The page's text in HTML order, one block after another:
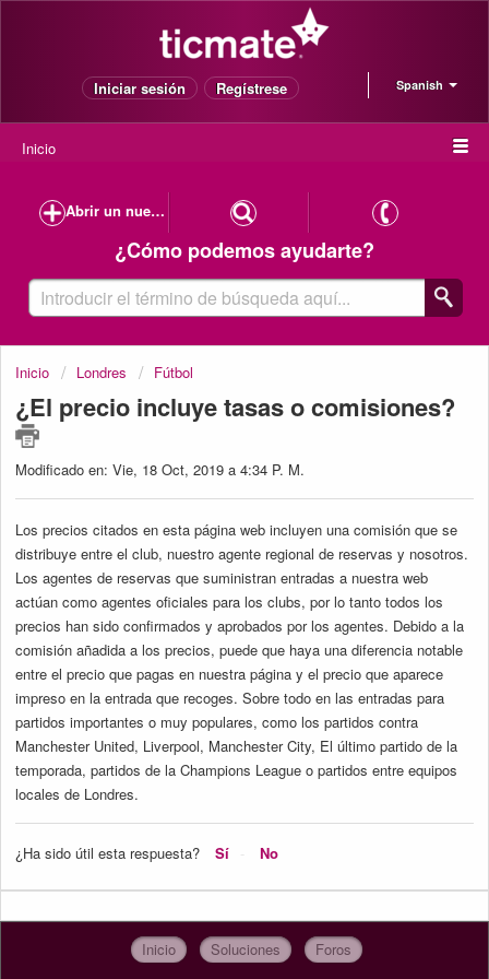
Spanish
Iniciar sesión Regístrese
Inicio
Abrir un nuevo caso de soporte
¿Cómo podemos ayudarte?
Inicio Londres Fútbol
¿El precio incluye tasas o comisiones?
Modificado en: Vie, 18 Oct, 2019 a 4:34 P. M.
Los precios citados en esta página web incluyen una comisión que se
distribuye entre el club, nuestro agente regional de reservas y nosotros.
Los agentes de reservas que suministran entradas a nuestra web
actúan como agentes oficiales para los clubs, por lo tanto todos los
precios han sido confirmados y aprobados por los agentes. Debido a la
comisión añadida a los precios, puede que haya una diferencia notable
entre el precio que pagas en nuestra página y el precio que aparece
impreso en la entrada que recoges. Sobre todo en las entradas para
partidos importantes o muy populares, como los partidos contra
Manchester United, Liverpool, Manchester City, El último partido de la
temporada, partidos de la Champions League o partidos entre equipos
locales de Londres.
¿Ha sido útil esta respuesta? Sí No
Inicio Soluciones Foros